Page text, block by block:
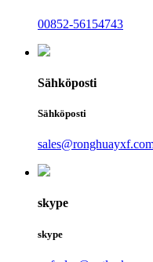
00852-56154743
Sähköposti
Sähköposti
skype
skype